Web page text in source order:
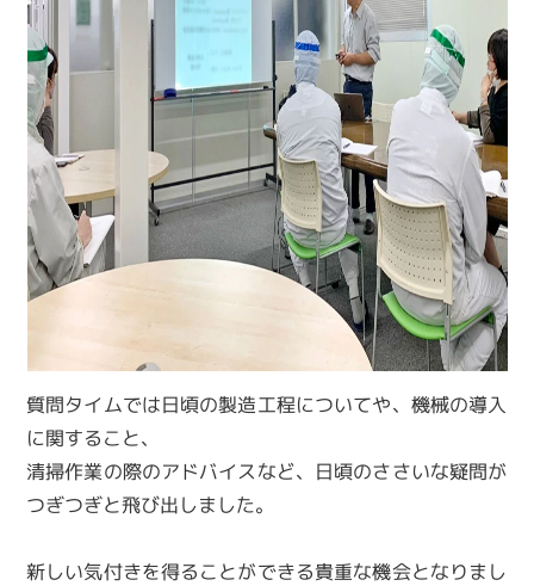
質問タイムでは日頃の製造工程についてや、機械の導入
に関すること、
清掃作業の際のアドバイスなど、日頃のささいな疑問が
つぎつぎと飛び出しました。
新しい気付きを得ることができる貴重な機会となりまし